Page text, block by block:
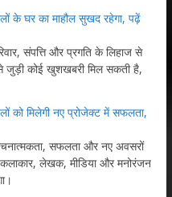
के घर का माहौल सुखद रहेगा, पढ़ें
संपत्ति और प्रगति के लिहाज से
कोई खुशखबरी मिल सकती है,
को मिलेगी नए प्रोजेक्ट में सफलता,
सफलता और नए अवसरों
कलाकार, लेखक, मीडिया और मनोरंजन